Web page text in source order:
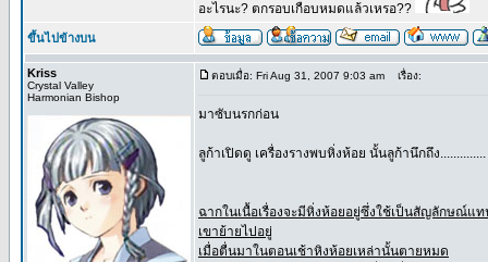
อะไรนะ? ตกรอบเกือบหมดแล้วเหรอ??
ขึ้นไปข้างบน
Kriss
Crystal Valley
Harmonian Bishop
ตอบเมื่อ: Fri Aug 31, 2007 9:03 am เรื่อง:
มาซับนรกก่อน
ลูก้าเปิดดู เครื่องรางพบหิ่งห้อย นั้นลูก้านึกถึง..............
ฉากในเนื้อเรื่องจะมีหิ่งห้อยอยู่ซึ่งใช้เป็นสัญลักษณ์
เขาย้ายไปอยู่
เมื่อตื่นมาในตอนเช้าหิงห้อยเหล่านั้นตายหมด